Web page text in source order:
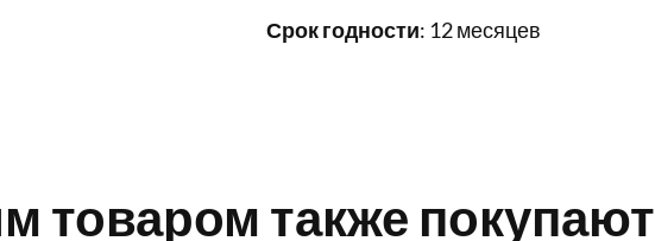
Срок годности: 12 месяцев
товаром также покупают